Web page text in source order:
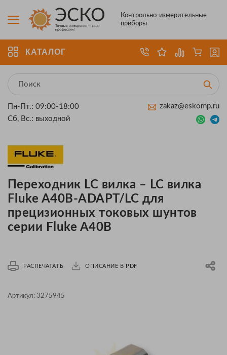
Контрольно-измерительные
приборы
КАТАЛОГ
Пн-Пт.: 09:00-18:00
Сб, Вс.: выходной
zakaz@eskomp.ru
Переходник LC вилка – LC вилка
Fluke A40B-ADAPT/LC для
прецизионных токовых шунтов
серии Fluke A40B
РАСПЕЧАТАТЬ ОПИСАНИЕ В PDF
Артикул: 3275945